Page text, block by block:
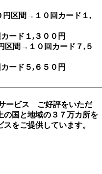
円区間→１０回カード１,
ード１,３００円
区間→１０回カード７,５
ード５,６５０円
ービス ご好評をいただ
の国と地域の３７万カ所を
をご提供しています。